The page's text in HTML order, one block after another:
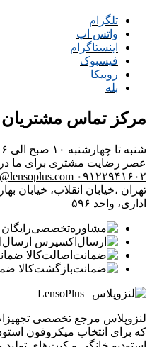
تلگرام
واتس اپ
اینستاگرام
فیسبوک
روبیکا
بله
مرکز تماس مشتریان
عصر رضایت مشتری برای ما
۰۹۱۲۲۹۴۱۶۰۲
تهران ،خیابان انقلاب، خیابان
اداری، واحد ۵۹۶
لنزوپلاس مرجع تخصصی
که برای انتخاب میکروفون